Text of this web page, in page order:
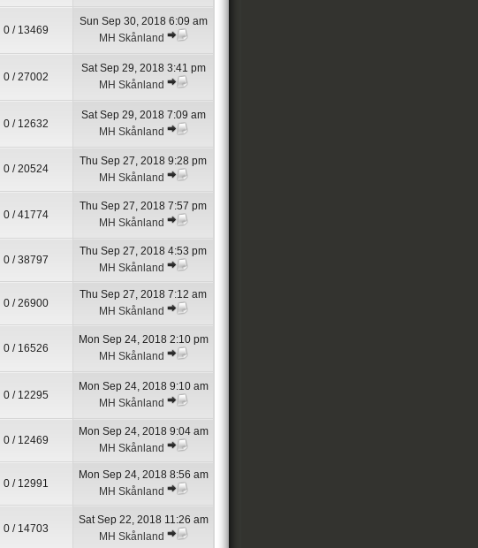
0 / 13469
Sun Sep 30, 2018 6:09 am
MH Skånland
0 / 27002
Sat Sep 29, 2018 3:41 pm
MH Skånland
0 / 12632
Sat Sep 29, 2018 7:09 am
MH Skånland
0 / 20524
Thu Sep 27, 2018 9:28 pm
MH Skånland
0 / 41774
Thu Sep 27, 2018 7:57 pm
MH Skånland
0 / 38797
Thu Sep 27, 2018 4:53 pm
MH Skånland
0 / 26900
Thu Sep 27, 2018 7:12 am
MH Skånland
0 / 16526
Mon Sep 24, 2018 2:10 pm
MH Skånland
0 / 12295
Mon Sep 24, 2018 9:10 am
MH Skånland
0 / 12469
Mon Sep 24, 2018 9:04 am
MH Skånland
0 / 12991
Mon Sep 24, 2018 8:56 am
MH Skånland
0 / 14703
Sat Sep 22, 2018 11:26 am
MH Skånland